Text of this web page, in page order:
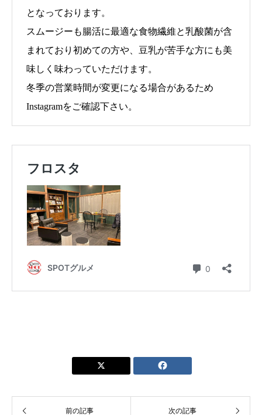
となっております。
スムージーも腸活に最適な食物繊維と乳酸菌が含
まれており初めての方や、豆乳が苦手な方にも美
味しく味わっていただけます。
冬季の営業時間が変更になる場合があるため
Instagramをご確認下さい。
 
前の記事 次の記事